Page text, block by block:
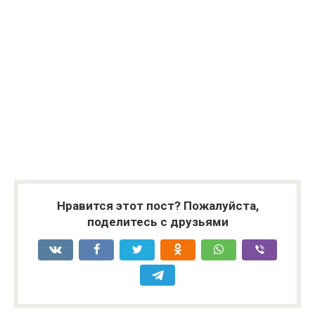
Нравится этот пост? Пожалуйста,
поделитесь с друзьями